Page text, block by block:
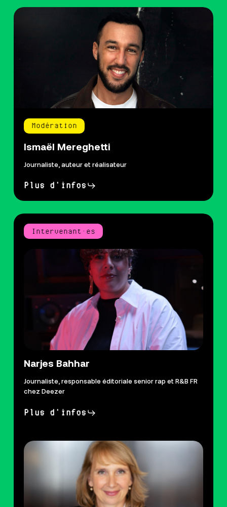
Modération
Ismaël Mereghetti
Journaliste, auteur et réalisateur
Plus d'infos
Intervenant·es
Narjes Bahhar
Journaliste, responsable éditoriale senior rap et R&B FR
chez Deezer
Plus d'infos